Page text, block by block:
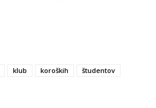
klub koroških
študentov